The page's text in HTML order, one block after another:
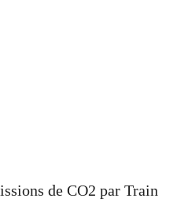
de CO2 par Train